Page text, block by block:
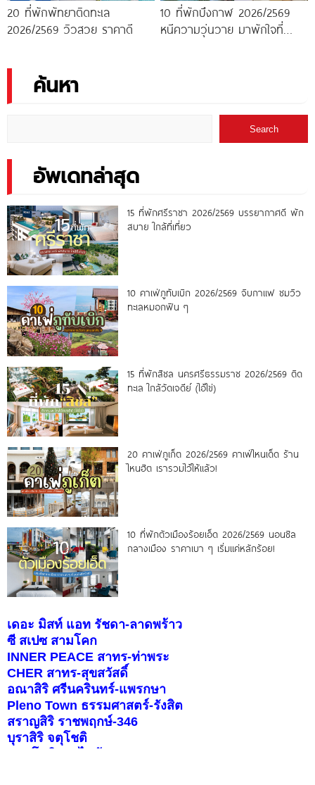
20 ที่พักพัทยาติดทะเล
2026/2569 วิวสวย ราคาดี
10 ที่พักบึงกาฬ 2026/2569
หนีความวุ่นวาย มาพักใจที่
ค้นหา
Search
อัพเดทล่าสุด
15 ที่พักศรีราชา 2026/2569 บรรยากาศดี พัก
สบาย ใกล้ที่เที่ยว
10 คาเฟ่ภูทับเบิก 2026/2569 จิบกาแฟ ชมวิว
ทะเลหมอกฟิน ๆ
15 ที่พักสิชล นครศรีธรรมราช 2026/2569 ติด
ทะเล ใกล้วัดเจดีย์ (ไอ้ไข่)
20 คาเฟ่ภูเก็ต 2026/2569 คาเฟ่ไหนเด็ด ร้าน
ไหนฮิต เรารวมไว้ให้แล้ว!
10 ที่พักตัวเมืองร้อยเอ็ด 2026/2569 นอนชิล
กลางเมือง ราคาเบา ๆ เริ่มแค่หลักร้อย!
เดอะ มิสท์ แอท รัชดา-ลาดพร้าว
ซี สเปซ สามโคก
INNER PEACE สาทร-ท่าพระ
CHER สาทร-สุขสวัสดิ์
อณาสิริ ศรีนครินทร์-แพรกษา
Pleno Town ธรรมศาสตร์-รังสิต
สราญสิริ ราชพฤกษ์-346
บุราสิริ จตุโชติ